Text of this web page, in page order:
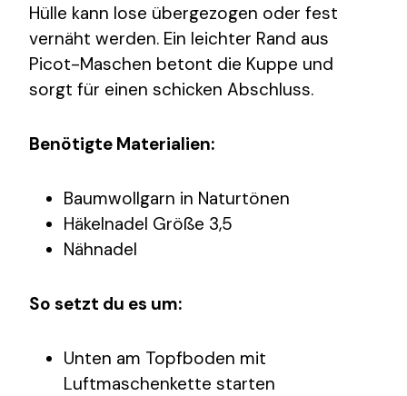
Hülle kann lose übergezogen oder fest
vernäht werden. Ein leichter Rand aus
Picot-Maschen betont die Kuppe und
sorgt für einen schicken Abschluss.
Benötigte Materialien:
Baumwollgarn in Naturtönen
Häkelnadel Größe 3,5
Nähnadel
So setzt du es um:
Unten am Topfboden mit
Luftmaschenkette starten